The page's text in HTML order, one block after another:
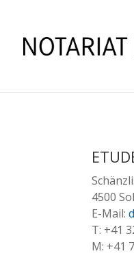
4500
E-Mail:
T: +41
M: +41